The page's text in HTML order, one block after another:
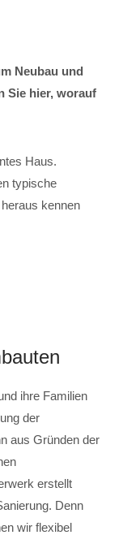
Neubau und
Sie hier, worauf
Haus.
typische
kennen
ihre Familien
der
aus Gründen der
erstellt
Denn
wir flexibel